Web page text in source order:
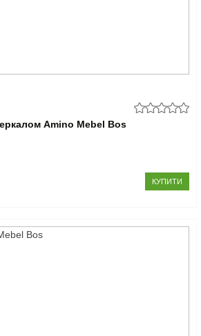
Amino Mebel Bos
КУПИТИ